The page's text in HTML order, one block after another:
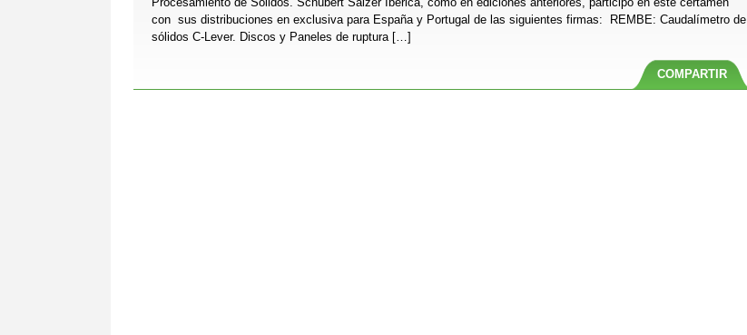
con sus distribuciones en exclusiva para España y Portugal de las siguientes firmas: REMBE: Caudalímetro de
sólidos C-Lever. Discos y Paneles de ruptura […]
COMPARTIR